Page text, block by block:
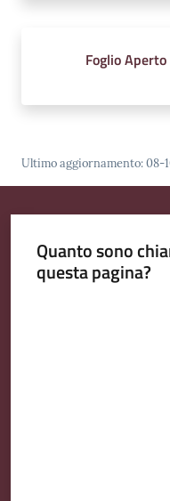
su
Foglio
Ultimo aggiornamento:08-
Quanto sono
questa pagina?